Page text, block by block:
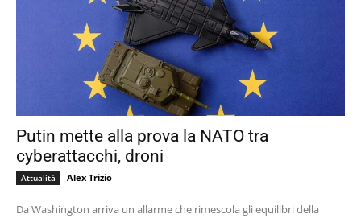
Putin mette alla prova la NATO tra
cyberattacchi, droni
Attualità Alex Trizio
Da Washington arriva un allarme che rimescola gli equilibri della